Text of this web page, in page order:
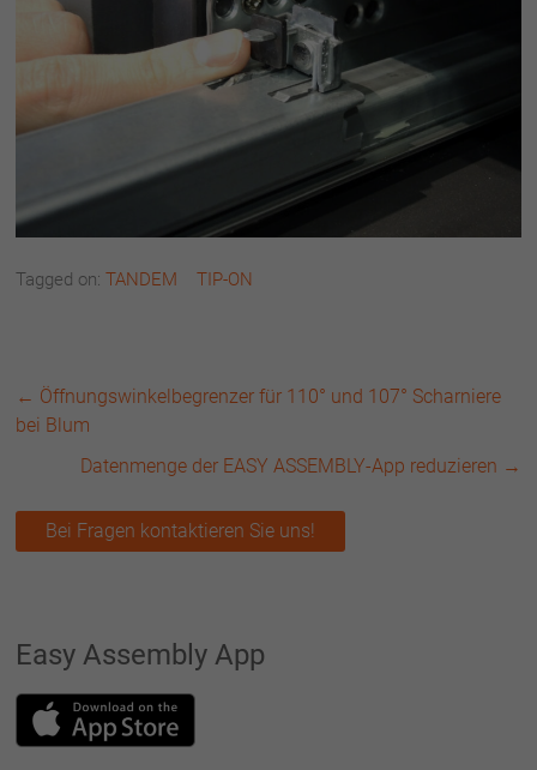
Tagged on:TANDEM TIP-ON
← Öffnungswinkelbegrenzer für 110° und 107° Scharniere
bei Blum
Datenmenge der EASY ASSEMBLY-App reduzieren →
Bei Fragen kontaktieren Sie uns!
Easy Assembly App